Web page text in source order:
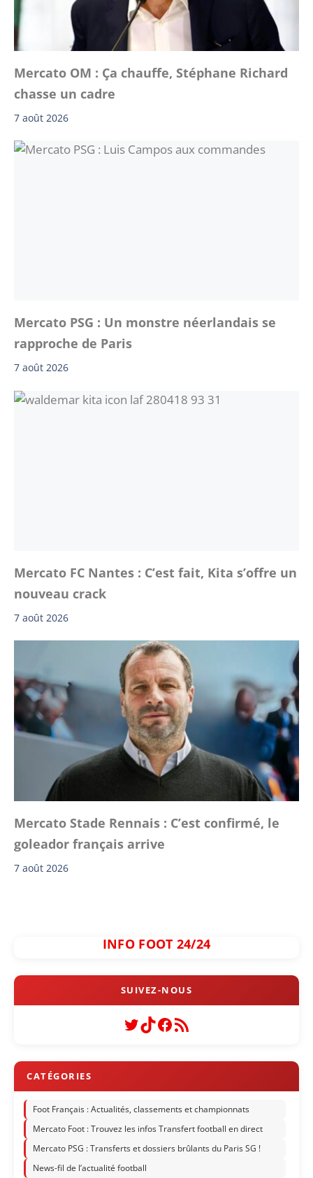
Mercato OM : Ça chauffe, Stéphane Richard
chasse un cadre
7 août 2026
Mercato PSG : Un monstre néerlandais se
rapproche de Paris
7 août 2026
Mercato FC Nantes : C’est fait, Kita s’offre un
nouveau crack
7 août 2026
Mercato Stade Rennais : C’est confirmé, le
goleador français arrive
7 août 2026
INFO FOOT 24/24
Twitter
TikTok
Facebook
Flux RSS
Foot Français : Actualités, classements et championnats
Mercato Foot : Trouvez les infos Transfert football en direct
Mercato PSG : Transferts et dossiers brûlants du Paris SG !
News-fil de l’actualité football